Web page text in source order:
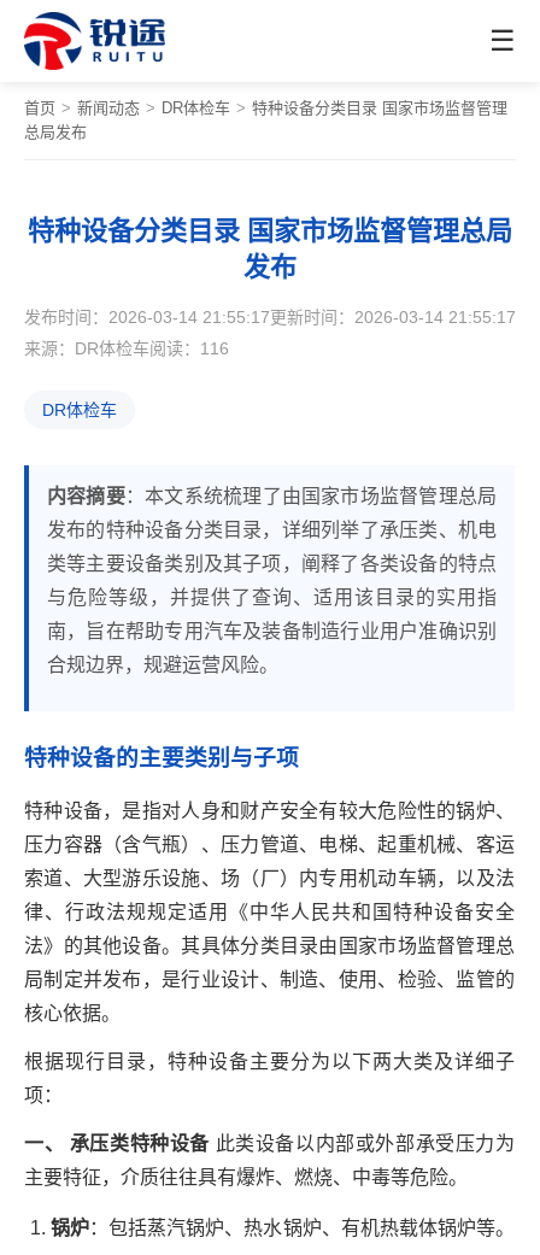
☰
首页 > 新闻动态 > DR体检车 > 特种设备分类目录 国家市场监督管理
总局发布
特种设备分类目录 国家市场监督管理总局
发布
发布时间：2026-03-14 21:55:17更新时间：2026-03-14 21:55:17
来源：DR体检车阅读：116
DR体检车
内容摘要：本文系统梳理了由国家市场监督管理总局
发布的特种设备分类目录，详细列举了承压类、机电
类等主要设备类别及其子项，阐释了各类设备的特点
与危险等级，并提供了查询、适用该目录的实用指
南，旨在帮助专用汽车及装备制造行业用户准确识别
合规边界，规避运营风险。
特种设备的主要类别与子项
特种设备，是指对人身和财产安全有较大危险性的锅炉、
压力容器（含气瓶）、压力管道、电梯、起重机械、客运
索道、大型游乐设施、场（厂）内专用机动车辆，以及法
律、行政法规规定适用《中华人民共和国特种设备安全
法》的其他设备。其具体分类目录由国家市场监督管理总
局制定并发布，是行业设计、制造、使用、检验、监管的
核心依据。
根据现行目录，特种设备主要分为以下两大类及详细子
项：
一、 承压类特种设备 此类设备以内部或外部承受压力为
主要特征，介质往往具有爆炸、燃烧、中毒等危险。
锅炉：包括蒸汽锅炉、热水锅炉、有机热载体锅炉等。